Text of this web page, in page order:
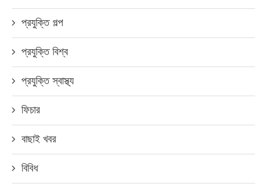
প্রযুক্তি গল্প
প্রযুক্তি বিশ্ব
প্রযুক্তি স্বাস্থ্য
ফিচার
বাছাই খবর
বিবিধ